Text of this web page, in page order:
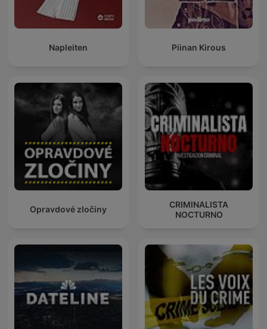
Napleiten Piinan Kirous
Opravdové zločiny
CRIMINALISTA
NOCTURNO